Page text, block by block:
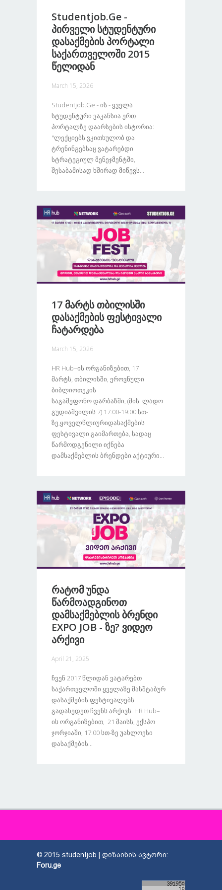
Studentjob.ge -
Პირველი Სტუდენტური
Დასაქმების Პორტალი
Საქართველოში 2015
Წელიდან
March 15, 2026
Studentjob.ge - Ის - Ყველა
Სტუდენტური Ვაკანსია Ერთ
Პორტალზე Დაარსების Ისტორია:
"ლექციებს Ვკითხულობ Და
Ტრენინგებსაც Ვატარებდი
Სტრატეგიულ Მენეჯმენტში,
Შესაბამისად Ხშირად Მიწევს...
17 Მარტს Თბილისში
Დასაქმების Ფესტივალი
Ჩატარდება
March 15, 2026
HR Hub–Ის Ორგანიზებით, 17
Მარტს, Თბილისში, Ეროვნული
Ბიბლიოთეკის
Საგამეფონო Დარბაზში, (მის. Ლადო
Გუდიაშვილის 7) 17:00-19:00 Სთ-
Ზე,ყოველწლიურიდასაქმების
Ფესტივალი Გაიმართება, Სადაც
Წარმოდგენილი Იქნება
Დამსაქმებლის Ბრენდები Აქტიური...
Რატომ Უნდა
Წარმოადგინოთ
Დამსაქმებლის Ბრენდი
EXPO JOB - Ზე? Ვიდეო
Არქივი
April 21, 2025
Ჩვენ 2017 Წლიდან Ვატარებთ
Საქართველოში Ყველაზე Მასშტაბურ
Დასაქმების Ფესტივალებს.
Გადახედეთ Ჩვენს Არქივს. HR Hub–
Ის Ორგანიზებით, 21 Მაისს, Ექსპო
Ჯორჯიაში, 17:00 Სთ-Ზე Უახლოესი
Დასაქმების...
© 2015 studentjob | დიზაინის ავტორი:
Foru.ge